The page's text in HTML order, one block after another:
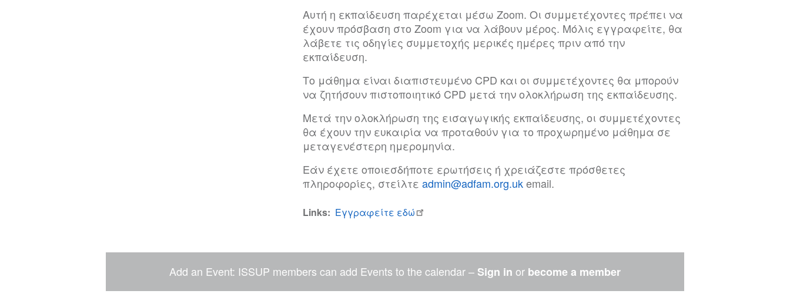
Αυτή η εκπαίδευση παρέχεται μέσω Zoom. Οι συμμετέχοντες πρέπει να
έχουν πρόσβαση στο Zoom για να λάβουν μέρος. Μόλις εγγραφείτε, θα
λάβετε τις οδηγίες συμμετοχής μερικές ημέρες πριν από την
εκπαίδευση.
Το μάθημα είναι διαπιστευμένο CPD και οι συμμετέχοντες θα μπορούν
να ζητήσουν πιστοποιητικό CPD μετά την ολοκλήρωση της εκπαίδευσης.
Μετά την ολοκλήρωση της εισαγωγικής εκπαίδευσης, οι συμμετέχοντες
θα έχουν την ευκαιρία να προταθούν για το προχωρημένο μάθημα σε
μεταγενέστερη ημερομηνία.
Εάν έχετε οποιεσδήποτε ερωτήσεις ή χρειάζεστε πρόσθετες
πληροφορίες, στείλτε admin@adfam.org.ukemail.
Links Εγγραφείτε εδώ
Add an Event: ISSUP members can add Events to the calendar – Sign in or become a member